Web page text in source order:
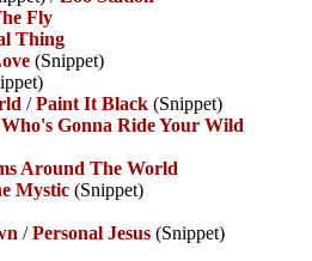
Fly
Thing
(Snippet)
/Paint It Black (Snippet)
Who's Gonna Ride Your Wild
Around The World
Mystic (Snippet)
/Personal Jesus (Snippet)